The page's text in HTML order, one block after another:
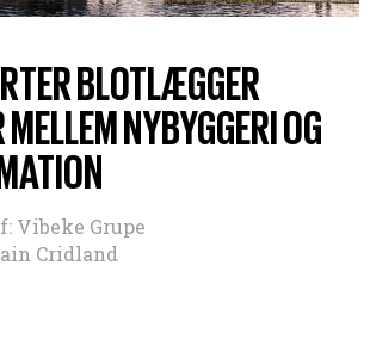
BLOTLÆGGER
NYBYGGERI OG
Vibeke Grupe
Cridland